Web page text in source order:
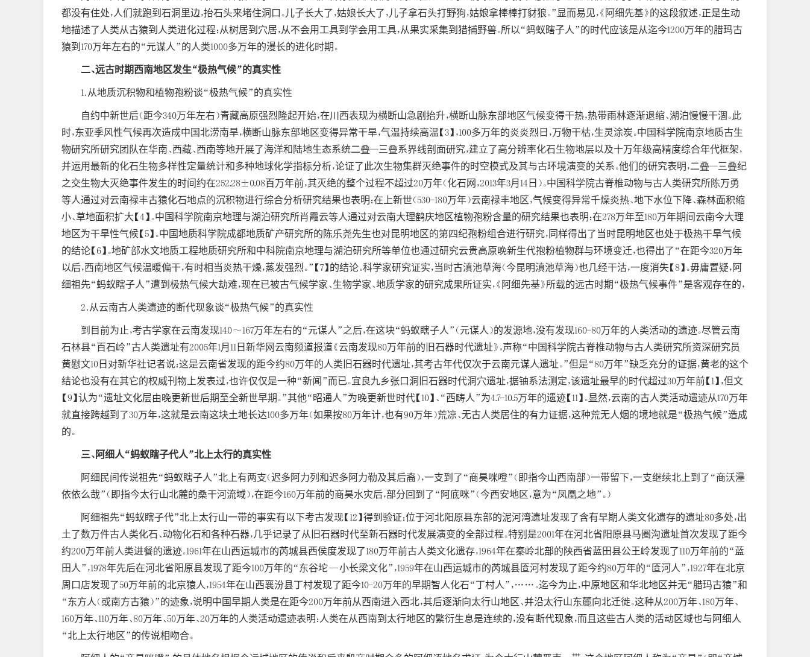
都没有住处，人们就跑到石洞里边，抬石头来堵住洞口。儿子长大了，姑娘长大了，儿子拿石头打野狗，姑娘拿棒棒打豺狼。”显而易见，《阿细先基》的这段叙述，正是生动
地描述了人类从古猿到人类进化过程：从树居到穴居，从不会用工具到学会用工具，从果实采集到猎捕野兽。所以“蚂蚁瞎子人”的时代应该是从迄今1200万年的腊玛古
猿到170万年左右的“元谋人”的人类1000多万年的漫长的进化时期。
二、远古时期西南地区发生“极热气候”的真实性
1．从地质沉积物和植物孢粉谈“极热气候”的真实性
自约中新世后（距今340万年左右）青藏高原强烈隆起开始，在川西表现为横断山急剧抬升，横断山脉东部地区气候变得干热，热带雨林逐渐退缩、湖泊慢慢干涸。此
时，东亚季风性气候再次造成中国北涝南旱，横断山脉东部地区变得异常干旱，气温持续高温【3】，100多万年的炎炎烈日，万物干枯，生灵涂炭。中国科学院南京地质古生
物研究所研究团队在华南、西藏、西南等地开展了海洋和陆地生态系统二叠--三叠系界线剖面研究，建立了高分辨率化石生物地层以及十万年级高精度综合年代框架，
并运用最新的化石生物多样性定量统计和多种地球化学指标分析，论证了此次生物集群灭绝事件的时空模式及其与古环境演变的关系。他们的研究表明，二叠--三叠纪
之交生物大灭绝事件发生的时间约在252.28±0.08百万年前，其灭绝的整个过程不超过20万年（化石网，2013年3月14日）。中国科学院古脊椎动物与古人类研究所陈万勇
等人通过对云南禄丰古猿化石地点的沉积物进行综合分析研究结果也表明：在上新世（530-180万年）云南禄丰地区，气候变得异常千燥炎热、地下水位下降、森林面积缩
小、草地面积扩大【4】。中国科学院南京地理与湖泊研究所肖霞云等人通过对云南大理鹤庆地区植物孢粉含量的研究结果也表明：在278万年至180万年期间云南今大理
地区为干旱性气候【5】。中国地质科学院成都地质矿产研究所的陈乐尧先生也对昆明地区的第四纪孢粉组合进行研究，同样得出了当时昆明地区也处于极热干旱气候
的结论【6】。地矿部水文地质工程地质研究所和中科院南京地理与湖泊研究所等单位也通过研究云贵高原晚新生代抱粉植物群与环境变迁，也得出了“在距今320万年
以后，西南地区气候温暖偏干，有时相当炎热干燥，蒸发强烈。”【7】的结论。科学家研究证实，当时古滇池草海（今昆明滇池草海）也几经干沽，一度消失【8】。毋庸置疑，阿
细祖先“蚂蚁瞎子人”遭到极热气候大劫难，现在已被古气候学家、生物学家、地质学家的研究成果所证实，《阿细先基》所载的远古时期“极热气候事件”是客观存在的，
2．从云南古人类遗迹的断代现象谈“极热气候”的真实性
到目前为止，考古学家在云南发现140～167万年左右的“元谋人”之后，在这块“蚂蚁瞎子人”（元谋人）的发源地，没有发现160-80万年的人类活动的遗迹。尽管云南
石林县“百石岭”古人类遗址有2005年1月11日新华网云南频道报道《云南发现80万年前的旧石器时代遗址》，声称“中国科学院古脊椎动物与古人类研究所资深研究员
黄慰文10日对新华社记者说：这是云南省发现的距今约80万年的人类旧石器时代遗址，其考古年代仅次于云南元谋人遗址。”但是“80万年”缺乏充分的证据，黄老的这个
结论也没有在其它的权威刊物上发表过，也许仅仅是一种“新闻”而已。宜良九乡张口洞旧石器时代洞穴遗址，据铀系法测定，该遗址最早的时代超过30万年前【1】，但文
【9】认为“遗址文化层由晚更新世后期至全新世早期。”其他“昭通人”为晚更新世时代【10】、“西畴人”为4.7-10.5万年的遗迹【11】。显然，云南的古人类活动遗迹从170万年
就直接跨越到了30万年，这就是云南这块土地长达100多万年（如果按80万年计，也有90万年）荒凉、无古人类居住的有力证据，这种荒无人烟的境地就是“极热气候”造成
的。
三、阿细人“蚂蚁瞎子代人”北上太行的真实性
阿细民间传说祖先“蚂蚁瞎子人”北上有两支（迟多阿力列和迟多阿力勒及其后裔），一支到了“商昊咪噔”（即指今山西南部）一带留下，一支继续北上到了“商沃灅
依依么哉”（即指今太行山北麓的桑干河流域），在距今160万年前的商昊水灾后，部分回到了“阿底咪”（今西安地区，意为“凤凰之地”。）
阿细祖先“蚂蚁瞎子代”北上太行山一带的事实有以下考古发现【12】得到验证：位于河北阳原县东部的泥河湾遗址发现了含有早期人类文化遗存的遗址80多处，出
土了数万件古人类化石、动物化石和各种石器，几乎记录了从旧石器时代至新石器时代发展演变的全部过程。特别是2001年在河北省阳原县马圈沟遗址首次发现了距今
约200万年前人类进餐的遗迹。1961年在山西运城市的芮城县西侯度发现了180万年前古人类文化遗存，1964年在秦岭北部的陕西省蓝田县公王岭发现了110万年前的“蓝
田人”，1978年先后在河北省阳原县发现了距今100万年的“东谷坨—小长梁文化”，1959年在山西运城市的芮城县匼河村发现了距今约80万年的“匼河人”，1927年在北京
周口店发现了50万年前的北京猿人，1954年在山西襄汾县丁村发现了距今10-20万年的早期智人化石“丁村人”，……。迄今为止，中原地区和华北地区并无“腊玛古猿”和
“东方人（或南方古猿）”的迹象，说明中国早期人类是在距今200万年前从西南进入西北，其后逐渐向太行山地区、并沿太行山东麓向北迁徙。这种从200万年、180万年、
160万年、110万年、80万年、50万年、20万年的人类活动遗迹表明：人类在从西南到太行地区的繁衍生息是连续的，没有断代现象，而且这些古人类的活动区域也与阿细人
“北上太行地区”的传说相吻合。